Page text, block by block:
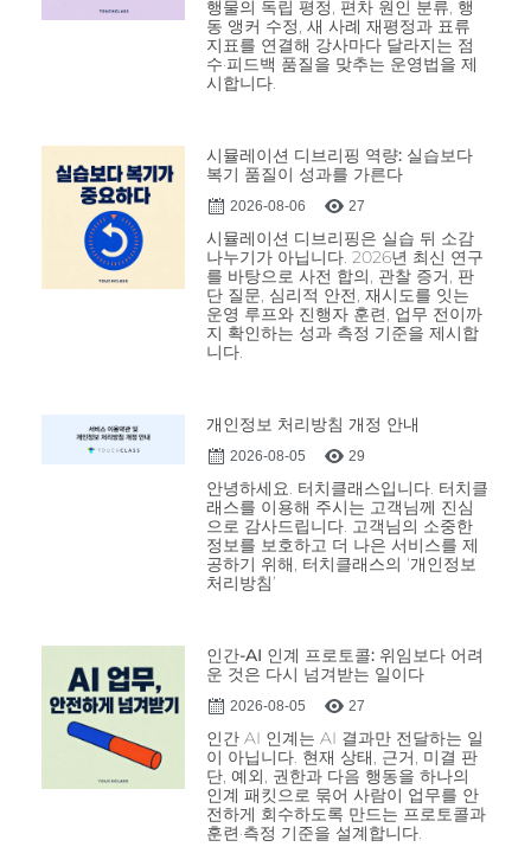
행물의 독립 평정, 편차 원인 분류, 행
동 앵커 수정, 새 사례 재평정과 표류
지표를 연결해 강사마다 달라지는 점
수·피드백 품질을 맞추는 운영법을 제
시합니다.
시뮬레이션 디브리핑 역량: 실습보다
복기 품질이 성과를 가른다
2026-08-06 27
시뮬레이션 디브리핑은 실습 뒤 소감
나누기가 아닙니다. 2026년 최신 연구
를 바탕으로 사전 합의, 관찰 증거, 판
단 질문, 심리적 안전, 재시도를 잇는
운영 루프와 진행자 훈련, 업무 전이까
지 확인하는 성과 측정 기준을 제시합
니다.
개인정보 처리방침 개정 안내
2026-08-05 29
안녕하세요. 터치클래스입니다. 터치클
래스를 이용해 주시는 고객님께 진심
으로 감사드립니다. 고객님의 소중한
정보를 보호하고 더 나은 서비스를 제
공하기 위해, 터치클래스의 ‘개인정보
처리방침’
인간-AI 인계 프로토콜: 위임보다 어려
운 것은 다시 넘겨받는 일이다
2026-08-05 27
인간 AI 인계는 AI 결과만 전달하는 일
이 아닙니다. 현재 상태, 근거, 미결 판
단, 예외, 권한과 다음 행동을 하나의
인계 패킷으로 묶어 사람이 업무를 안
전하게 회수하도록 만드는 프로토콜과
훈련·측정 기준을 설계합니다.